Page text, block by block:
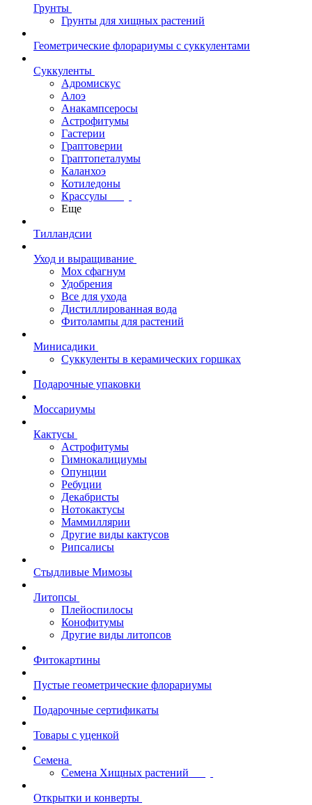
Грунты
Грунты для хищных растений
Геометрические флорариумы с суккулентами
Суккуленты
Адромискус
Алоэ
Анакампсеросы
Астрофитумы
Гастерии
Граптоверии
Граптопеталумы
Каланхоэ
Котиледоны
Крассулы
Еще
Тилландсии
Уход и выращивание
Мох сфагнум
Удобрения
Все для ухода
Дистиллированная вода
Фитолампы для растений
Минисадики
Суккуленты в керамических горшках
Подарочные упаковки
Моссариумы
Кактусы
Астрофитумы
Гимнокалициумы
Опунции
Ребуции
Декабристы
Нотокактусы
Маммиллярии
Другие виды кактусов
Рипсалисы
Стыдливые Мимозы
Литопсы
Плейоспилосы
Конофитумы
Другие виды литопсов
Фитокартины
Пустые геометрические флорариумы
Подарочные сертификаты
Товары с уценкой
Семена
Семена Хищных растений
Открытки и конверты